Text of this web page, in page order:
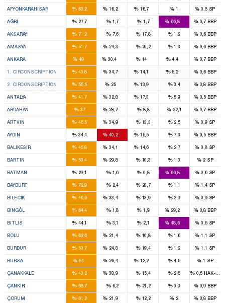
AFYONKARAHISAR %63,2 % 16,2 %16,7 % 1 % 0,8 SP
AĞRI %27,7 %1,7 % 1,7 % 66,8 %0,7BBP
AKSARAY %71,2 %7,6 %17,8 %1,2 %0,6BBP
AMASYA %51,7 % 24,3 %20,2 %1,3 %0,6BBP
ANKARA % 49 %30,4 %14 %4,4 %0,7BBP
1. CIRCONSCRIPTION %43,8 % 34,7 %14,1 %5,2 %0,6BBP
2. CIRCONSCRIPTION %55,5 % 25 %13,9 %3,4 %0,8BBP
ANTALYA %41,7 % 32,8 %17,3 %5,9 %0,5BBP
ARDAHAN %37 % 28,7 % 8,8 % 22,1 %0,7BBP
ARTVIN %45,5 % 34,9 %13,3 %2,5 % 0,9 SP
AYDIN %34,4 % 40,2 %15,5 %7,3 %0,5BBP
BALIKESIR %45,8 % 34,1 %14,6 %2,7 % 0,8 SP
BARTIN %53,4 % 29,8 %10,3 %1,3 %2 SP
BATMAN %29,1 %1,6 % 0,8 % 66,8 % 0,6 SP
BAYBURT %72,9 %2,4 %20,7 %1,1 % 1,4 SP
BILECIK %46,6 % 33,4 %13,9 %2,9 % 0,9 SP
BINGÖL %64,4 %1,8 % 1,9 % 29,2 %0,8BBP
BITLIS %44,1 %3,1 % 2,1 % 48,6 % 0,5 SP
BOLU %62,6 % 21,4 %10,8 %1,6 % 1,1 SP
BURDUR %50,7 % 24,8 %19,4 %1,2 % 1,1 SP
BURSA % 54 % 26,4 %12,2 %4,5 %1 SP
ÇANAKKALE %40,2 % 38,9 %15,4 %2,5 %0,5HAK-PAR
ÇANKIRI %68,7 %6,2 %21,2 %0,9 %0,9BBP
ÇORUM %61,2 % 21,9 %12,2 % 2 %0,8BBP